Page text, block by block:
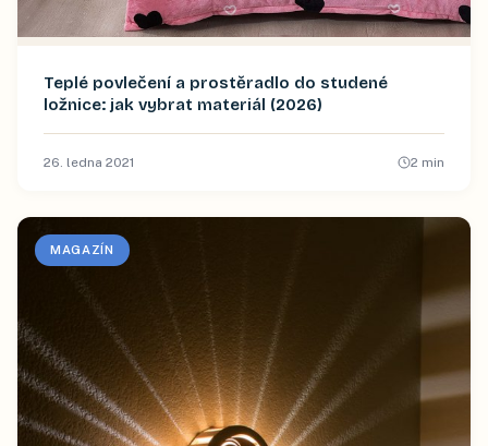
Teplé povlečení a prostěradlo do studené
ložnice: jak vybrat materiál (2026)
26. ledna 2021 2 min
MAGAZÍN